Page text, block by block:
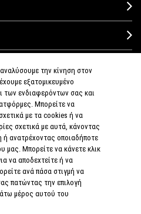
&
την κίνηση στον
εξατομικευμένο
των ενδιαφερόντων σας και
Μπορείτε να
με τα cookies ή να
σχετικά με αυτά, κάνοντας
ή ανατρέχοντας οποιαδήποτε
μας. Μπορείτε να κάνετε κλικ
να αποδεχτείτε ή να
ανά πάσα στιγμή να
πατώντας την επιλογή
μέρος αυτού του